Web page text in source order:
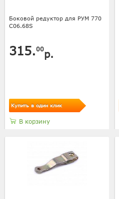
Боковой редуктор для РУМ 770
C06.68S
315.00р.
Купить в один клик
В корзину